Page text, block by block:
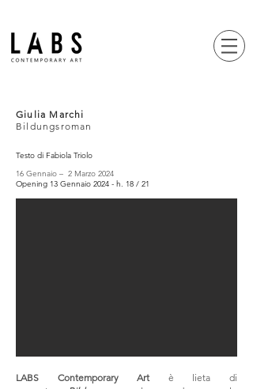
Giulia Marchi
Bildungsroman
Testo di Fabiola Triolo
16 Gennaio – 2 Marzo 2024
Opening 13 Gennaio 2024 - h. 18 / 21
LABS Contemporary Artè lieta di